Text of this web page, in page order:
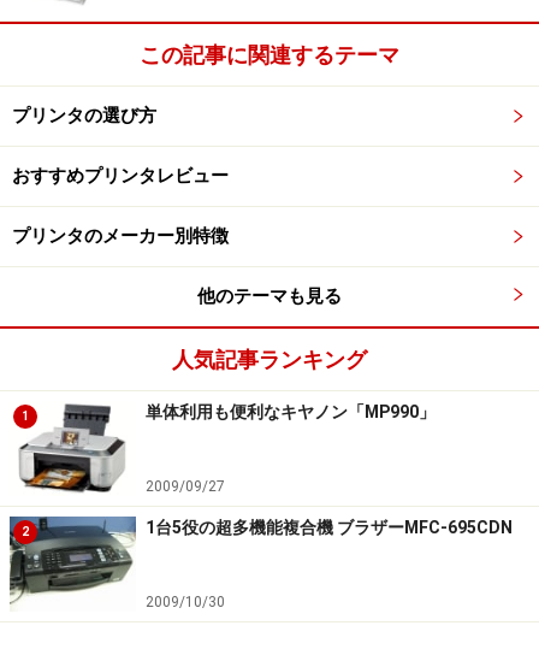
この記事に関連するテーマ
プリンタの選び方
おすすめプリンタレビュー
プリンタのメーカー別特徴
他のテーマも見る
人気記事ランキング
1 単体利用も便利なキヤノン「MP990」
2009/09/27
2 1台5役の超多機能複合機 ブラザーMFC-695CDN
2009/10/30